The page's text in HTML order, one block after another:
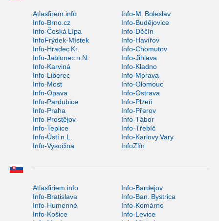
Atlasfirem.info
Info-M. Boleslav
Info-Brno.cz
Info-Budějovice
Info-Česká Lípa
Info-Děčín
InfoFrýdek-Místek
Info-Havířov
Info-Hradec Kr.
Info-Chomutov
Info-Jablonec n.N.
Info-Jihlava
Info-Karviná
Info-Kladno
Info-Liberec
Info-Morava
Info-Most
Info-Olomouc
Info-Opava
Info-Ostrava
Info-Pardubice
Info-Plzeň
Info-Praha
Info-Přerov
Info-Prostějov
Info-Tábor
Info-Teplice
Info-Třebíč
Info-Ústí n.L.
Info-Karlovy Vary
Info-Vysočina
InfoZlín
Atlasfiriem.info
Info-Bardejov
Info-Bratislava
Info-Ban. Bystrica
Info-Humenné
Info-Komárno
Info-Košice
Info-Levice